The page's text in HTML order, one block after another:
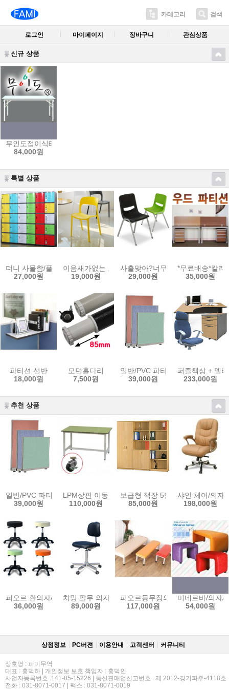
카테고리 검색
로그인 마이페이지 장바구니 관심상품
신규 상품
무인도접이식테이블
84,000원
특별 상품
더니 사물함/플라스틱사물함 * 무료배송*
27,000원
이음새가없는 고급스런디자인 / 캐스팅의자
19,000원
사출맞아?너무편해~/캠퍼스의자
29,000원
*무료배송*칼라
35,000원
파티션 선반
18,000원
모던홀다리
7,500원
일반/PVC 파티션 - 높이1200
39,000원
퍼즐책상 + 델
233,000원
추천 상품
일반/PVC 파티션 - 높이1200
39,000원
LPM상판 이동식 작업대 고정테이블 작업테이블 작
110,000원
보급형 책장 5단 750
85,000원
샤인 체어/의자
198,000원
피오르 환의자/보조의자/빵의자
36,000원
챠밍 팔무 의자
89,000원
피오르등무장의자
117,000원
미네르바/의자/
54,000원
상점정보 PC버젼 이용안내 고객센터 커뮤니티
상호명 : 파미무역
대표 : 홍덕하 | 개인정보 보호 책임자 : 홍덕인
사업자등록번호 :141-05-15226 | 통신판매업신고번호 : 제 2012-경기파주-4118호
전화 : 031-8071-0017 | 팩스 : 031-8071-0019